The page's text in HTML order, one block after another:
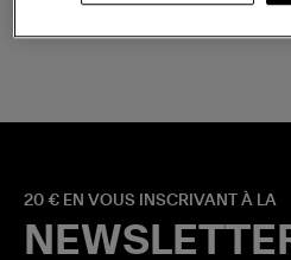
LIVRAISON
20 € EN VOUS INSCRIVANT À LA